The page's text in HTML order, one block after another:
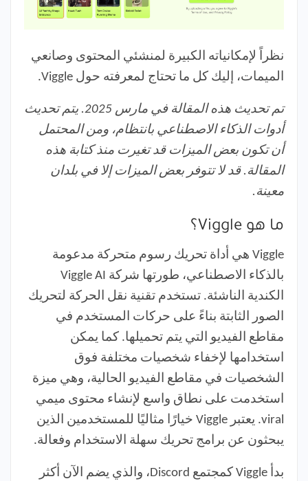
نظراً لإمكانياته الكبيرة لمنشئي المحتوى وصانعي
الميمات، إليك كل ما تحتاج لمعرفته حول Viggle.
تم تحديث هذه المقالة في مارس 2025. يتم تحديث
أدوات الذكاء الاصطناعي بانتظام، ومن المحتمل
أن تكون بعض الميزات قد تغيرت منذ كتابة هذه
المقالة. قد لا تتوفر بعض الميزات إلا في بلدان
معينة.
ما هو Viggle؟
Viggle هي أداة تحريك رسوم متحركة مدعومة
بالذكاء الاصطناعي، طورتها شركة Viggle AI
الكندية الناشئة. تستخدم تقنية نقل الحركة لتحريك
الصور الثابتة بناءً على حركات المستخدم في
مقاطع الفيديو التي يتم تحميلها. كما يمكن
استخدامها لإخفاء شخصيات مختلفة فوق
الشخصيات في مقاطع الفيديو الحالية، وهي ميزة
استخدمت على نطاق واسع لإنشاء محتوى ميمي
viral. يعتبر Viggle خيارًا مثاليًا للمستخدمين الذين
يبحثون عن برامج تحريك سهلة الاستخدام وفعالة.
بدأ Viggle كمجتمع Discord، والذي يضم الآن أكثر